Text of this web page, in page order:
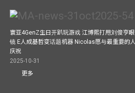
寰亚4GenZ生日开趴玩游戏 江博熙打甩刘俊亨眼
镜 E人成基哲变话题机器 Nicolas愿与最重要的人
庆祝
2025-10-31
更多